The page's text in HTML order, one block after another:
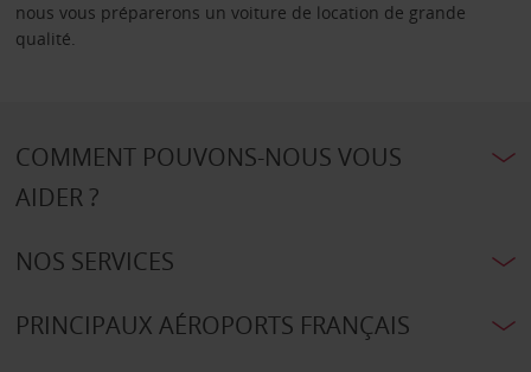
nous vous préparerons un voiture de location de grande
qualité.
COMMENT POUVONS-NOUS VOUS
AIDER ?
NOS SERVICES
PRINCIPAUX AÉROPORTS FRANÇAIS